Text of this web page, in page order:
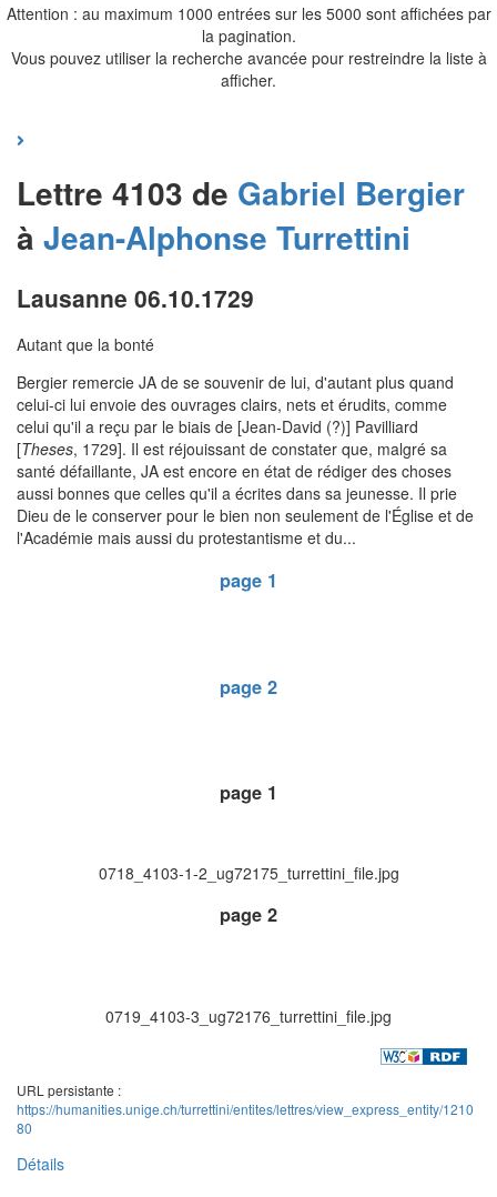
Attention : au maximum 1000 entrées sur les 5000 sont affichées par
la pagination.
Vous pouvez utiliser la recherche avancée pour restreindre la liste à
afficher.
Lettre 4103 de Gabriel Bergier
à Jean-Alphonse Turrettini
Lausanne 06.10.1729
Autant que la bonté
Bergier remercie JA de se souvenir de lui, d'autant plus quand
celui-ci lui envoie des ouvrages clairs, nets et érudits, comme
celui qu'il a reçu par le biais de [Jean-David (?)] Pavilliard
[Theses, 1729]. Il est réjouissant de constater que, malgré sa
santé défaillante, JA est encore en état de rédiger des choses
aussi bonnes que celles qu'il a écrites dans sa jeunesse. Il prie
Dieu de le conserver pour le bien non seulement de l'Église et de
l'Académie mais aussi du protestantisme et du...
page 1
page 2
page 1
0718_4103-1-2_ug72175_turrettini_file.jpg
page 2
0719_4103-3_ug72176_turrettini_file.jpg
URL persistante :
https://humanities.unige.ch/turrettini/entites/lettres/view_express_entity/1210
80
Détails